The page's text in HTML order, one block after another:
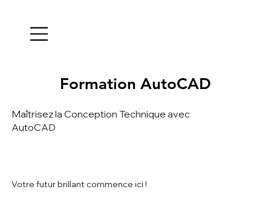
Formation AutoCAD
Formation AutoCAD
Maîtrisez la Conception Technique avec
AutoCAD
Votre futur brillant commence ici !